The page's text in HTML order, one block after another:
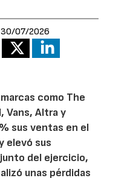
30/07/2026
como The
Vans, Altra y
sus ventas en el
elevó sus
del ejercicio,
unas pérdidas